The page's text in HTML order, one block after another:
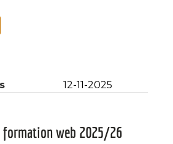
12-11-2025
formation web 2025/26